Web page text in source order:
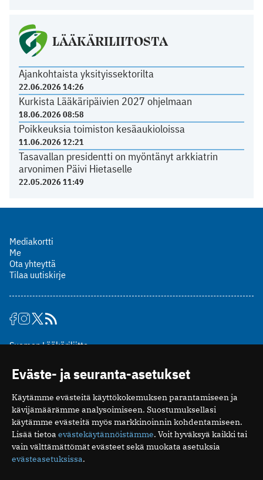
LÄÄKÄRILIITOSTA
Ajankohtaista yksityissektorilta
22.06.2026 14:26
Kurkista Lääkäripäivien 2027 ohjelmaan
18.06.2026 08:58
Poikkeuksia toimiston kesäaukioloissa
11.06.2026 12:21
Tasavallan presidentti on myöntänyt arkkiatrin
arvonimen Päivi Hietaselle
22.05.2026 11:49
Mediakortti
Me
Ota yhteyttä
Tilaa uutiskirje
Suomen Lääkäriliitto
00510 Helsinki
puh. (09) 393 091
toimitus@potilaanlaakarilehti.fi
ISSN 2323-9476
Eväste- ja seuranta-asetukset
Käytämme evästeitä käyttökokemuksen parantamiseen ja
kävijämäärämme analysoimiseen. Suostumuksellasi
käytämme evästeitä myös markkinoinnin kohdentamiseen.
Lisää tietoa evästekäytännöistämme. Voit hyväksyä kaikki tai
vain välttämättömät evästeet sekä muokata asetuksia
evästeasetuksissa.